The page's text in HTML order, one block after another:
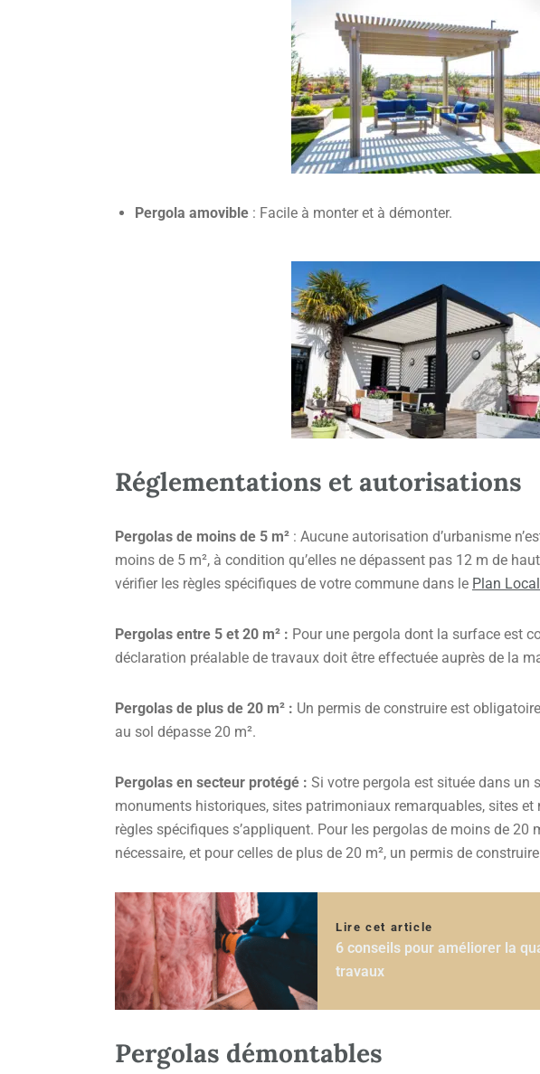
Pergola amovible : Facile à monter et à démonter.
Réglementations et autorisations
Pergolas de moins de 5 m² : Aucune autorisation d’urbanisme
moins de 5 m², à condition qu’elles ne dépassent pas 12 m de
vérifier les règles spécifiques de votre commune dans le Plan
Pergolas entre 5 et 20 m² : Pour une pergola dont la surface est
déclaration préalable de travaux doit être effectuée auprès de la
Pergolas de plus de 20 m² : Un permis de construire est
au sol dépasse 20 m².
Pergolas en secteur protégé : Si votre pergola est située dans un
monuments historiques, sites patrimoniaux remarquables, sites
règles spécifiques s’appliquent. Pour les pergolas de moins de 20
nécessaire, et pour celles de plus de 20 m², un permis de
Lire cet article
6 conseils pour améliorer la
travaux
Pergolas démontables